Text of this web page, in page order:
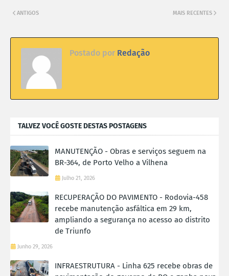
MAIS RECENTES
ANTIGOS
Postado por Redação
TALVEZ VOCÊ GOSTE DESTAS POSTAGENS
MANUTENÇÃO - Obras e serviços seguem na
BR-364, de Porto Velho a Vilhena
Julho 21, 2026
RECUPERAÇÃO DO PAVIMENTO - Rodovia-458
recebe manutenção asfáltica em 29 km,
ampliando a segurança no acesso ao distrito
de Triunfo
Junho 29, 2026
INFRAESTRUTURA - Linha 625 recebe obras de